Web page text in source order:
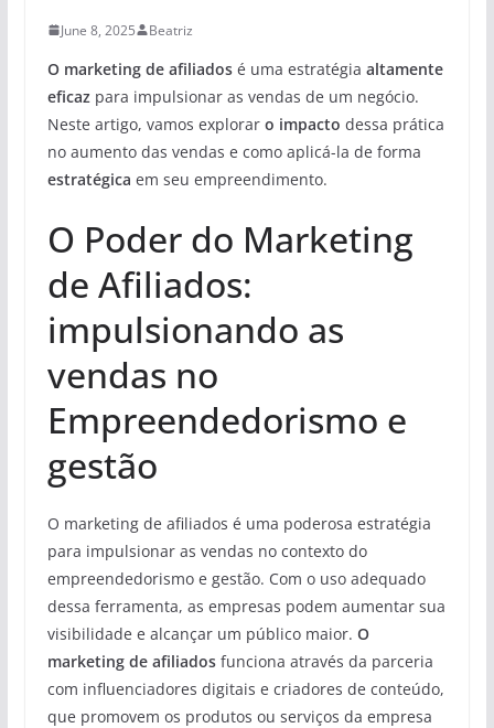
June 8, 2025 Beatriz
O marketing de afiliadosé uma estratégia altamente
eficazpara impulsionar as vendas de um negócio.
Neste artigo, vamos explorar o impacto dessa prática
no aumento das vendas e como aplicá-la de forma
estratégica em seu empreendimento.
O Poder do Marketing
de Afiliados:
impulsionando as
vendas no
Empreendedorismo e
gestão
O marketing de afiliados é uma poderosa estratégia
para impulsionar as vendas no contexto do
empreendedorismo e gestão. Com o uso adequado
dessa ferramenta, as empresas podem aumentar sua
visibilidade e alcançar um público maior. O
marketing de afiliadosfunciona através da parceria
com influenciadores digitais e criadores de conteúdo,
que promovem os produtos ou serviços da empresa